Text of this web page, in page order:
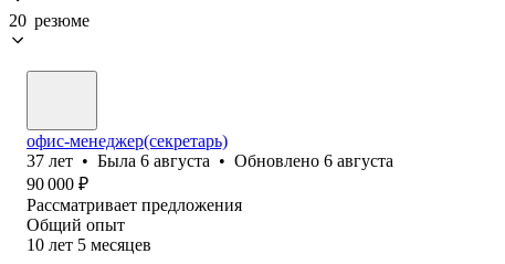
20 резюме
офис-менеджер(секретарь)
37 лет • Была 6 августа • Обновлено 6 августа
90 000 ₽
Рассматривает предложения
Общий опыт
10 лет 5 месяцев